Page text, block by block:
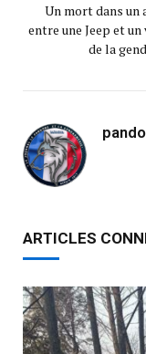
Un mort dans un
entre une Jeep et un
de la
ARTICLES